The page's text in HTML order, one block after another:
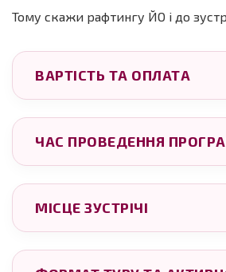
Тому скажи рафтингу ЙО і до
ВАРТІСТЬ ТА ОПЛАТА
ЧАС ПРОВЕДЕННЯ
МІСЦЕ ЗУСТРІЧІ